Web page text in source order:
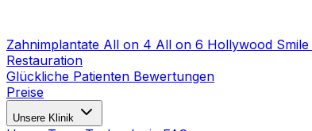
Zahnimplantate All on 4 All on 6 Hollywood Smile
Restauration
Glückliche Patienten Bewertungen
Preise
Unsere Klinik